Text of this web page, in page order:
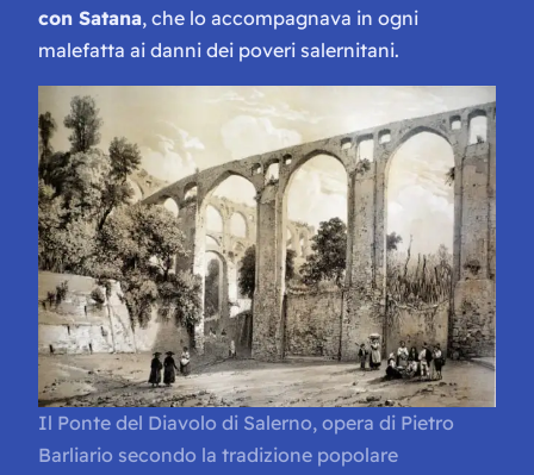
con Satana, che lo accompagnava in ogni
malefatta ai danni dei poveri salernitani.
Il Ponte del Diavolo di Salerno, opera di Pietro
Barliario secondo la tradizione popolare